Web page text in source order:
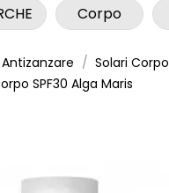
Corpo
Solari Corpo
SPF30 Alga Maris